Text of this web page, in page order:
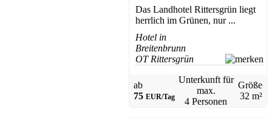
Das Landhotel Rittersgrün liegt
herrlich im Grünen, nur ...
Hotel in
Breitenbrunn
OT Rittersgrün
ab
75 EUR/Tag
Unterkunft für
max.
4 Personen
Größe
32 m²